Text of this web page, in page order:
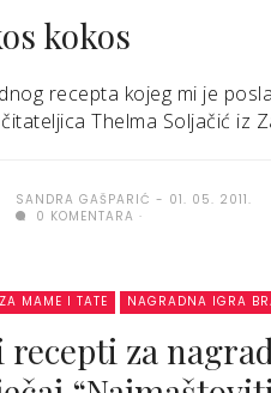
kokos
recepta kojeg mi je
Thelma Soljačić iz
SANDRA GAŠPARIĆ
01. 05. 2011.
0 KOMENTARA
MAME I TATE NAGRADNA IGRA
recepti za